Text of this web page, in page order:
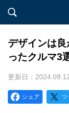
デザインは
ったクルマ3
更新日：
シェア ツ